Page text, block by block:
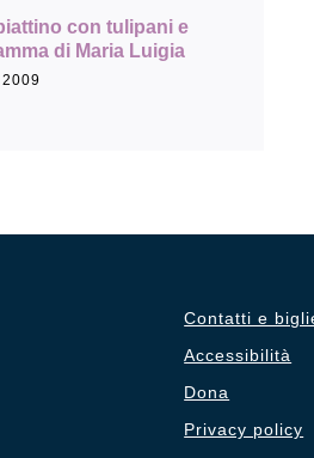
con tulipani e
di Maria Luigia
Contatti e
Accessibilità
Dona
Privacy policy